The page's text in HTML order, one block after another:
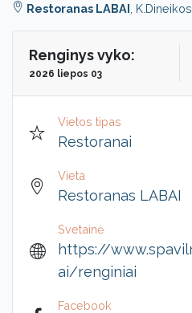
Restoranas LABAI ,
Renginys vyko:
2026 liepos 03
Vietos tipas
Restoranai
Vieta
Restoranas LABAI
Svetainė
https://
ai/renginiai
Facebook